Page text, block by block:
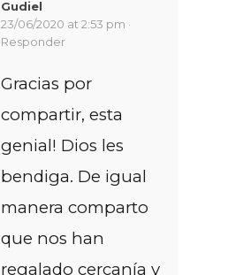
Gudiel
23/06/2020 at 2:53 pm ·
Responder
Gracias por
compartir, esta
genial! Dios les
bendiga. De igual
manera comparto
que nos han
regalado cercanía y